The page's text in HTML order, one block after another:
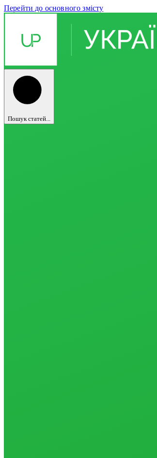
Перейти до основного змісту
Пошук статей...